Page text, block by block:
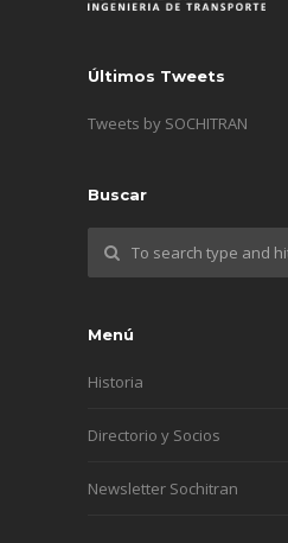
Últimos Tweets
Tweets by SOCHITRAN
Buscar
Menú
Historia
Directorio y Socios
Newsletter Sochitran